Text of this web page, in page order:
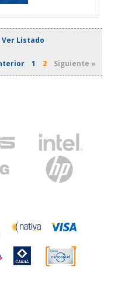
Ver Listado
1 2 Siguiente »